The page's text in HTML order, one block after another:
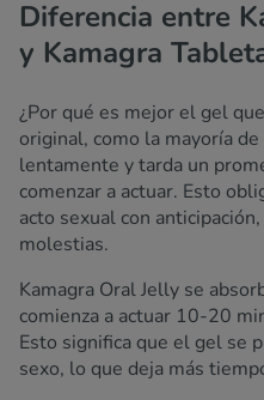
Diferencia entre
y Kamagra
¿Por qué es mejor el gel
original, como la mayoría
lentamente y tarda un
comenzar a actuar. Esto
acto sexual con
molestias.
Kamagra Oral Jelly se
comienza a actuar 10-20
Esto significa que el gel se
sexo, lo que deja más